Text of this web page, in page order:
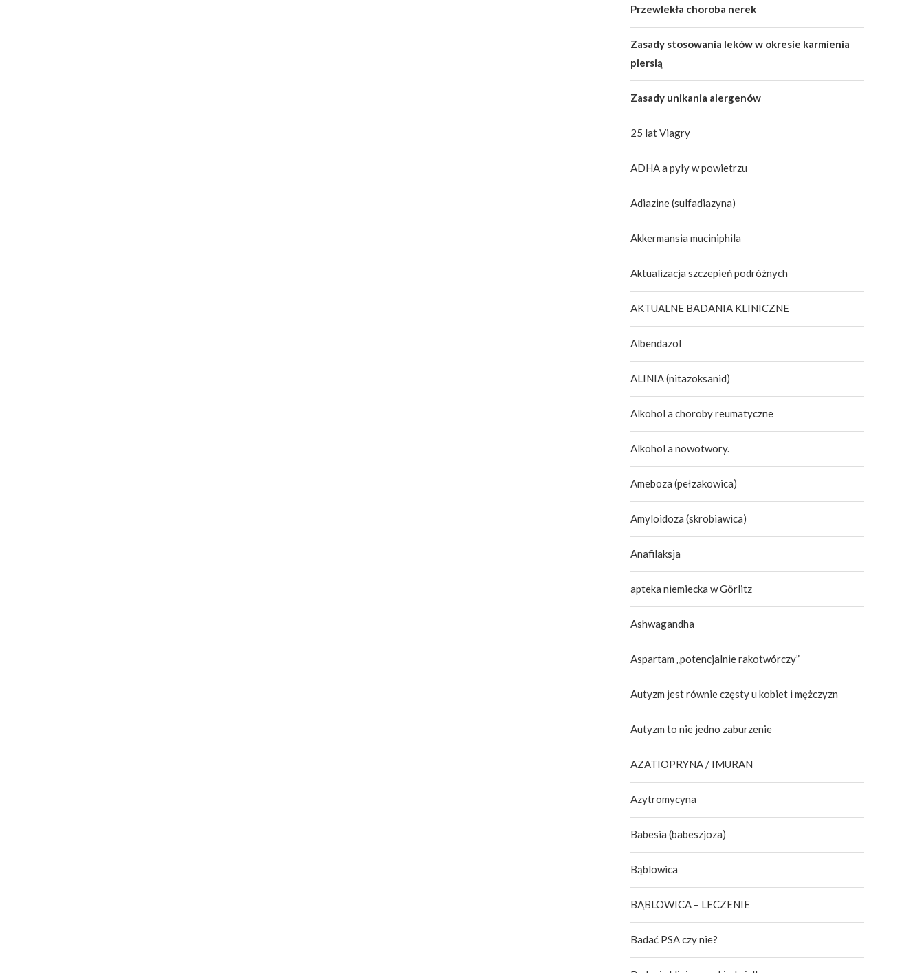
Przewlekła choroba nerek
Zasady stosowania leków w okresie karmienia
piersią
Zasady unikania alergenów
25 lat Viagry
ADHA a pyły w powietrzu
Adiazine (sulfadiazyna)
Akkermansia muciniphila
Aktualizacja szczepień podróżnych
AKTUALNE BADANIA KLINICZNE
Albendazol
ALINIA (nitazoksanid)
Alkohol a choroby reumatyczne
Alkohol a nowotwory.
Ameboza (pełzakowica)
Amyloidoza (skrobiawica)
Anafilaksja
apteka niemiecka w Görlitz
Ashwagandha
Aspartam „potencjalnie rakotwórczy”
Autyzm jest równie częsty u kobiet i mężczyzn
Autyzm to nie jedno zaburzenie
AZATIOPRYNA / IMURAN
Azytromycyna
Babesia (babeszjoza)
Bąblowica
BĄBLOWICA – LECZENIE
Badać PSA czy nie?